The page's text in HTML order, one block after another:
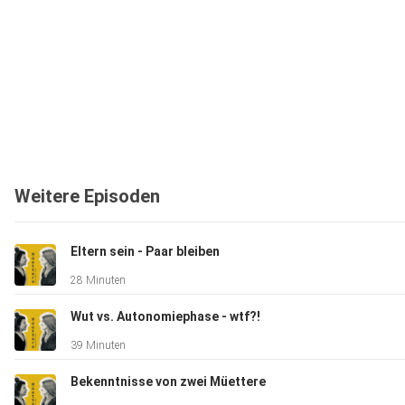
Weitere Episoden
Eltern sein - Paar bleiben
28 Minuten
Wut vs. Autonomiephase - wtf?!
39 Minuten
Bekenntnisse von zwei Müettere